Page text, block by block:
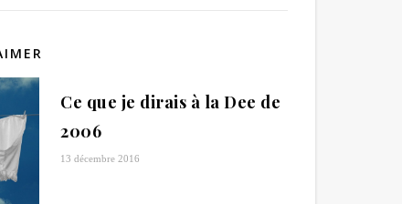
Ce que je dirais à la Dee de
2006
13 décembre 2016